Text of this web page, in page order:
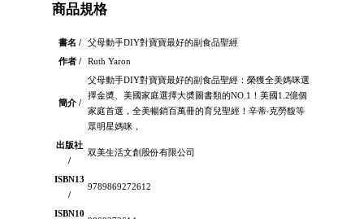
商品規格
書名 /
父母動手DIY對寶寶最好的副食品聖經
作者 /
Ruth Yaron
簡介 /
父母動手DIY對寶寶最好的副食品聖經：榮獲全美媽咪選
擇金奬、美國家庭選擇大奬圖書類的NO.1！美國1.2億個
家庭首選，全美暢銷百萬冊的育兒聖經！辛蒂‧克勞馥等
眾明星媽咪，
出版社
/
双美生活文創股份有限公司
ISBN13
/
9789869272612
ISBN10